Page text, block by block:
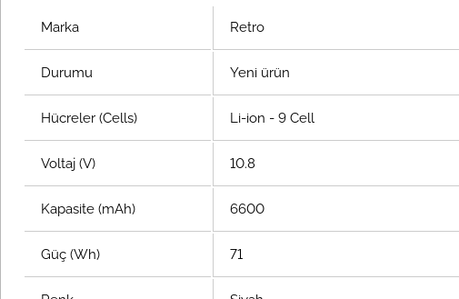
Marka Retro
Durumu Yeni ürün
Hücreler (Cells) Li-ion - 9 Cell
Voltaj (V) 10.8
Kapasite (mAh) 6600
Güç (Wh) 71